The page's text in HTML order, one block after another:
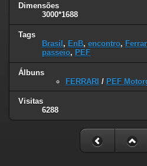
Dimensões
3000*1688
Tags
Brasil, EnB, encontro,
passeio, PEF
Álbuns
FERRARI / PEF
Visitas
6288